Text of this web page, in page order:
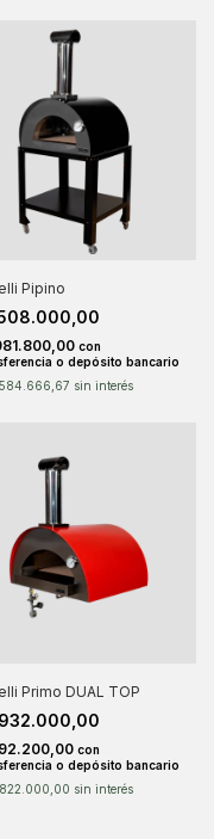
Pipino
con
o depósito bancario
sin interés
Primo DUAL TOP
con
o depósito bancario
sin interés